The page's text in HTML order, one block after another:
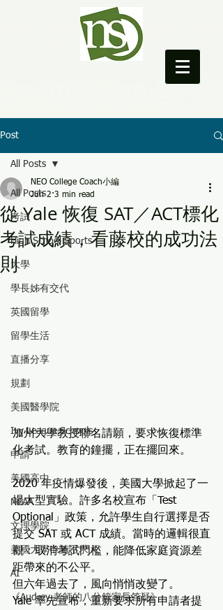
Post
All Posts
考試
High School Sports
大學
學長姊有交代
英國留學
留學生活
直播分享
規劃
美國醫學院
Ivy League Schools
申請
美國高中
NCAA
文理學院
美國大學申請不求人
AI
《Audrey 老師的八分鐘家長答疑》
All Posts
從 Yale 恢復 SAT／ACT標化
考試成績，看藤校的成功法
則
NEO College Coach小編
Jun 2 3 min read
加州大學教授聯名請願，要求恢復標準
化考試。教育的鐘擺，正在擺回來。
2020 年疫情爆發後，美國大學掀起了一
場大型實驗。許多名校宣布「Test
Optional」政策，允許學生自行選擇是否
提交 SAT 或 ACT 成績。當時的邏輯很直
觀：取消考試門檻，能降低家庭資源差
距帶來的不公平。
但六年過去了，風向悄悄改變了。
Yale 率先宣布，重新要求所有申請者提